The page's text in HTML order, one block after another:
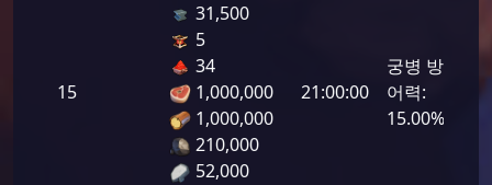
15
31,500
5
34
1,000,000
1,000,000
210,000
52,000
21:00:00
궁병 방
어력:
15.00%